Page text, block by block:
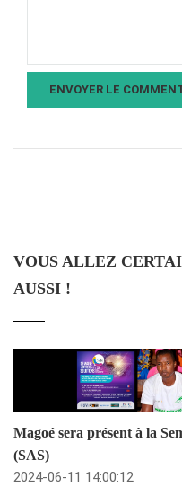
VOUS ALLEZ
AUSSI !
Magoé sera présent à la
(SAS)
2024-06-11 14:00:12